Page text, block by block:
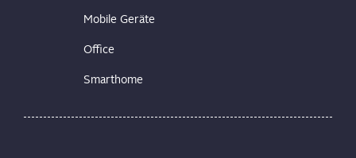
Mobile Geräte
Office
Smarthome